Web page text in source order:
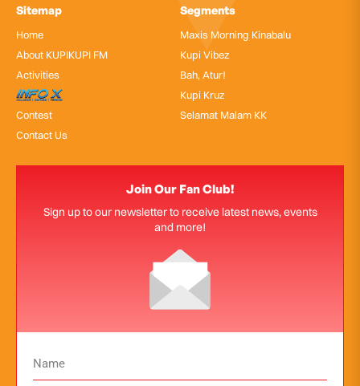
Sitemap
Home
About KUPIKUPI FM
Activities
InfoX
Contest
Contact Us
Segments
Maxis Morning Kinabalu
Kupi Vibez
Bah, Atur!
Kupi Kruz
Selamat Malam KK
Join Our Fan Club!
Sign up to our newsletter to receive latest news, events
and more!